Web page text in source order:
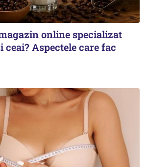
online specializat
ceai? Aspectele care fac